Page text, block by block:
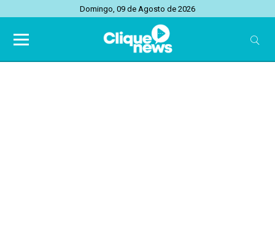
Domingo, 09 de Agosto de 2026